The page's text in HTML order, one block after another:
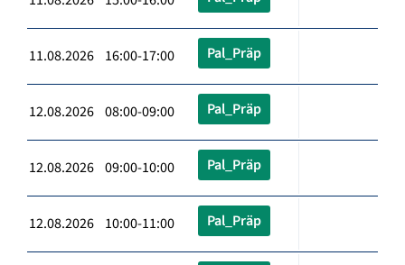
11.08.2026 16:00-17:00 Pal_Präp
12.08.2026 08:00-09:00 Pal_Präp
12.08.2026 09:00-10:00 Pal_Präp
12.08.2026 10:00-11:00 Pal_Präp